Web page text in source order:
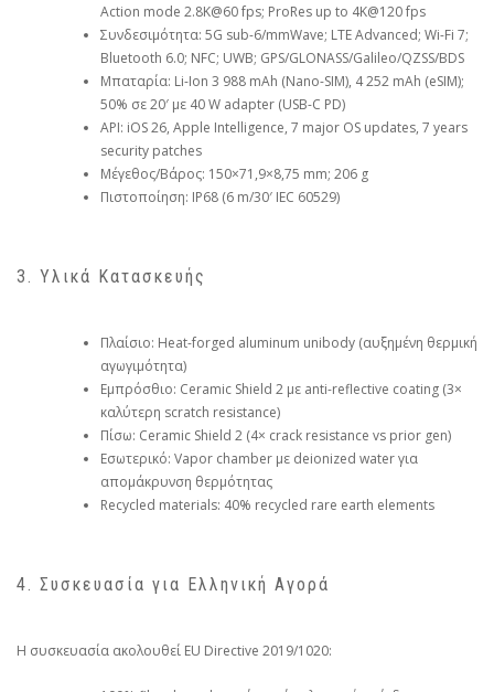
Action mode 2.8K@60 fps; ProRes up to 4K@120 fps
Συνδεσιμότητα: 5G sub-6/mmWave; LTE Advanced; Wi-Fi 7;
Bluetooth 6.0; NFC; UWB; GPS/GLONASS/Galileo/QZSS/BDS
Μπαταρία: Li-Ion 3 988 mAh (Nano-SIM), 4 252 mAh (eSIM);
50% σε 20′ με 40 W adapter (USB-C PD)
API: iOS 26, Apple Intelligence, 7 major OS updates, 7 years
security patches
Μέγεθος/Βάρος: 150×71,9×8,75 mm; 206 g
Πιστοποίηση: IP68 (6 m/30′ IEC 60529)
3. Υλικά Κατασκευής
Πλαίσιο: Heat-forged aluminum unibody (αυξημένη θερμική
αγωγιμότητα)
Εμπρόσθιο: Ceramic Shield 2 με anti-reflective coating (3×
καλύτερη scratch resistance)
Πίσω: Ceramic Shield 2 (4× crack resistance vs prior gen)
Εσωτερικό: Vapor chamber με deionized water για
απομάκρυνση θερμότητας
Recycled materials: 40% recycled rare earth elements
4. Συσκευασία για Ελληνική Αγορά
Η συσκευασία ακολουθεί EU Directive 2019/1020: